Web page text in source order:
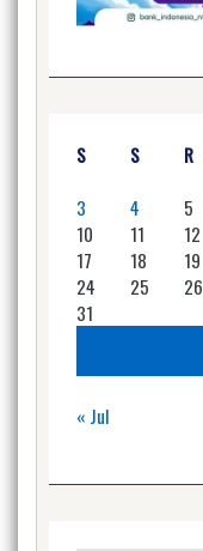
S S R
3
4 5
10
11 12
17
18 19
24
25 26
31
« Jul